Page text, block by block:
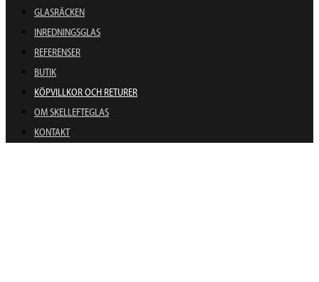
GLASRÄCKEN
INREDNINGSGLAS
REFERENSER
BUTIK
KÖPVILLKOR OCH RETURER
OM SKELLEFTEGLAS
KONTAKT